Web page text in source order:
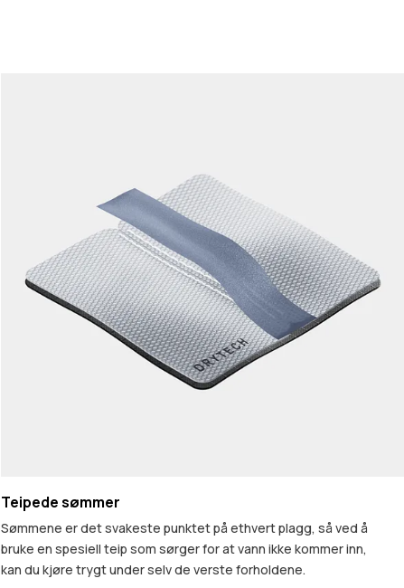
Teipede sømmer
Sømmene er det svakeste punktet på ethvert plagg, så ved å
bruke en spesiell teip som sørger for at vann ikke kommer inn,
kan du kjøre trygt under selv de verste forholdene.